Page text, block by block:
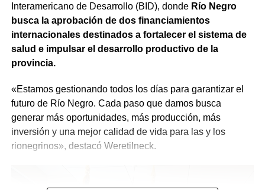
mejores», expresó.
Interamericano de Desarrollo (BID), donde Río Negro
busca la aprobación de dos financiamientos
internacionales destinados a fortalecer el sistema de
salud e impulsar el desarrollo productivo de la
provincia.
«Estamos gestionando todos los días para garantizar el
futuro de Río Negro. Cada paso que damos busca
generar más oportunidades, más producción, más
inversión y una mejor calidad de vida para las y los
rionegrinos», destacó Weretilneck.